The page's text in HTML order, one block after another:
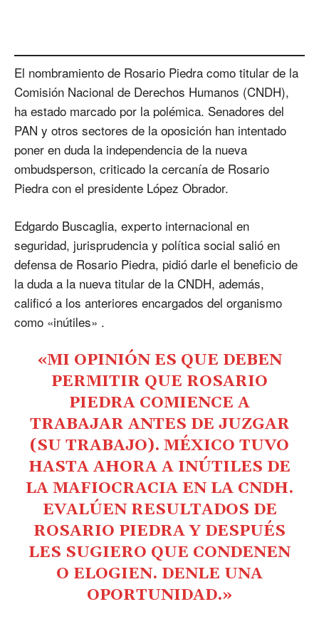
El nombramiento de Rosario Piedra como titular de la
Comisión Nacional de Derechos Humanos (CNDH),
ha estado marcado por la polémica. Senadores del
PAN y otros sectores de la oposición han intentado
poner en duda la independencia de la nueva
ombudsperson, criticado la cercanía de Rosario
Piedra con el presidente López Obrador.
Edgardo Buscaglia, experto internacional en
seguridad, jurisprudencia y política social salió en
defensa de Rosario Piedra, pidió darle el beneficio de
la duda a la nueva titular de la CNDH, además,
calificó a los anteriores encargados del organismo
como «inútiles» .
«MI OPINIÓN ES QUE DEBEN
PERMITIR QUE ROSARIO
PIEDRA COMIENCE A
TRABAJAR ANTES DE JUZGAR
(SU TRABAJO). MÉXICO TUVO
HASTA AHORA A INÚTILES DE
LA MAFIOCRACIA EN LA CNDH.
EVALÚEN RESULTADOS DE
ROSARIO PIEDRA Y DESPUÉS
LES SUGIERO QUE CONDENEN
O ELOGIEN. DENLE UNA
OPORTUNIDAD.»